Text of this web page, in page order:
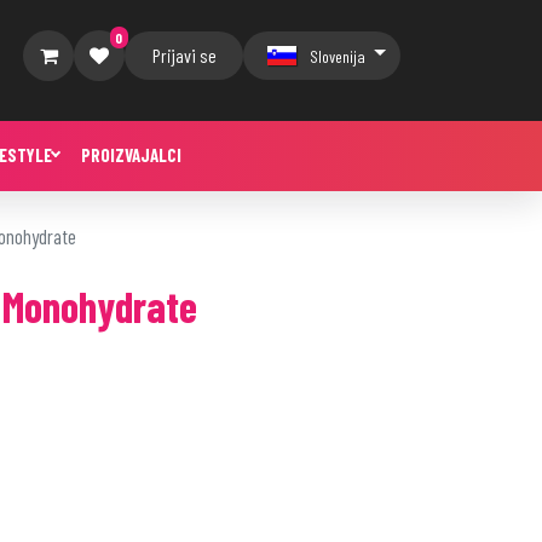
0
Prijavi se Slovenija
PROIZVAJALCI